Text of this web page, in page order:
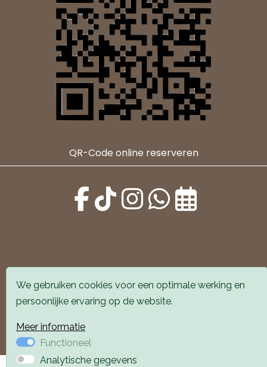
QR-Code online reserveren
openbaar vervoer. Er is parkeergelegenheid voor de
deur.
We gebruiken cookies voor een optimale werking en
persoonlijke ervaring op de website.
Meer informatie
Functioneel
Analytische gegevens